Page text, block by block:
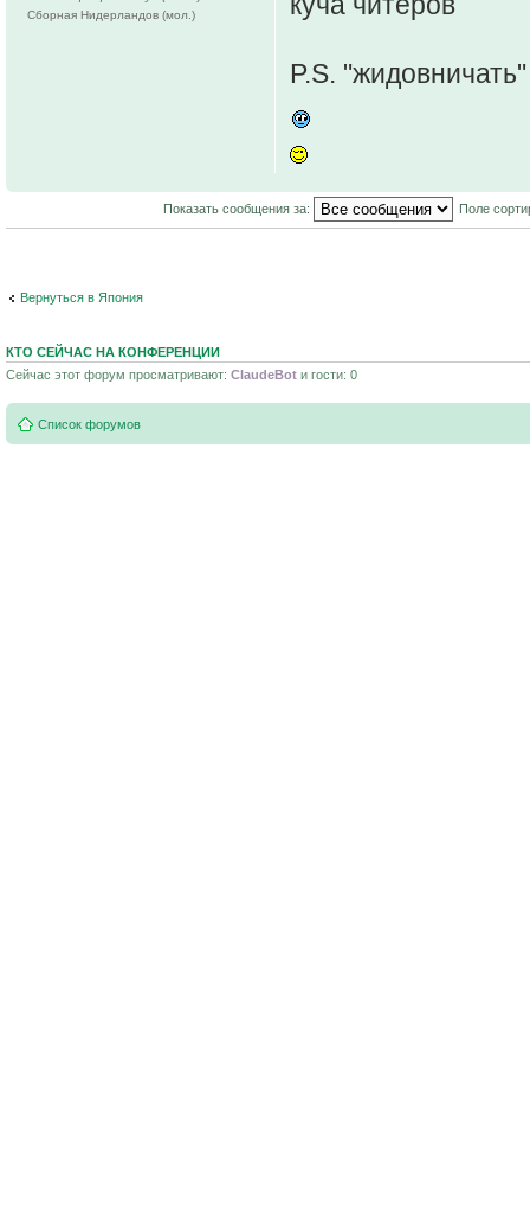
P.S.
Сборная Нидерландов (мол.)
Показать сообщения за: Поле
Вернуться в Япония
КТО СЕЙЧАС НА КОНФЕРЕНЦИИ
Сейчас этот форум просматривают: ClaudeBot и гости: 0
Список форумов